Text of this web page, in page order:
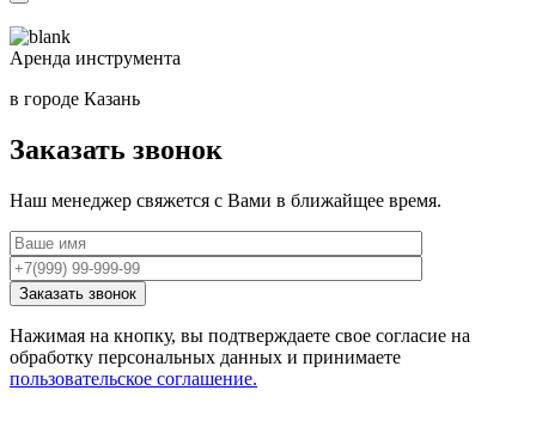
Аренда инструмента
в городе Казань
Заказать звонок
Наш менеджер свяжется с Вами в ближайщее время.
Нажимая на кнопку, вы подтверждаете свое согласие на
обработку персональных данных и принимаете
пользовательское соглашение.